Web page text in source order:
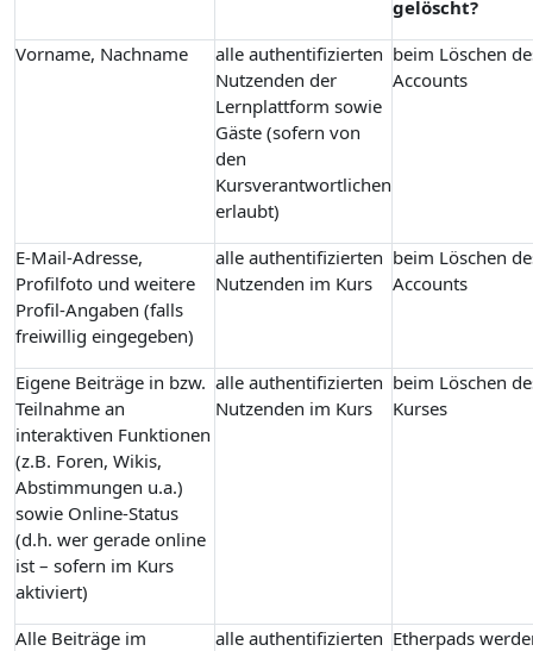
gelöscht?
Vorname, Nachname
alle authentifizierten
Nutzenden der
Lernplattform sowie
Gäste (sofern von
den
Kursverantwortlichen
erlaubt)
beim Löschen
Accounts
E-Mail-Adresse,
Profilfoto und weitere
Profil-Angaben (falls
freiwillig eingegeben)
alle authentifizierten
Nutzenden im Kurs
beim Löschen
Accounts
Eigene Beiträge in bzw.
Teilnahme an
interaktiven Funktionen
(z.B. Foren, Wikis,
Abstimmungen u.a.)
sowie Online-Status
(d.h. wer gerade online
ist – sofern im Kurs
aktiviert)
alle authentifizierten
Nutzenden im Kurs
beim Löschen
Kurses
Alle Beiträge im
alle authentifizierten Etherpads